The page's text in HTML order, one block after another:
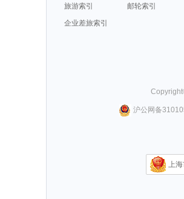
旅游索引
邮轮索引
企业差旅索引
沪公网备
上